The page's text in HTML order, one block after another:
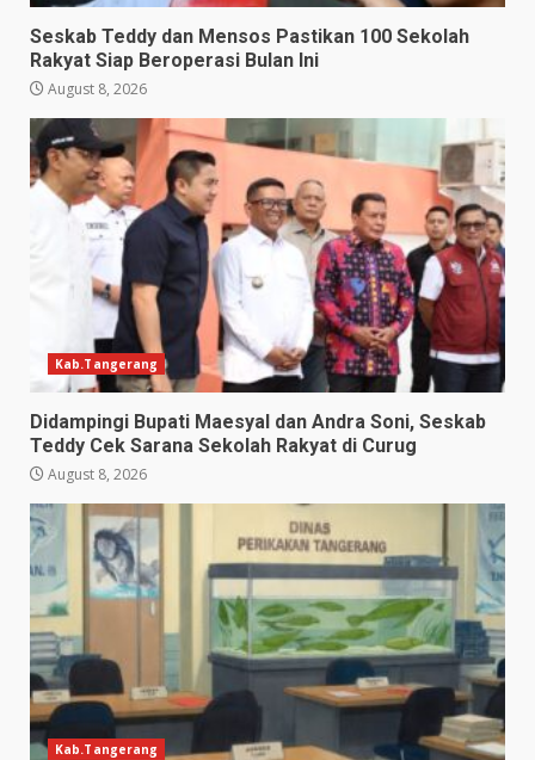
Seskab Teddy dan Mensos Pastikan 100 Sekolah
Rakyat Siap Beroperasi Bulan Ini
August 8, 2026
Kab.Tangerang
Didampingi Bupati Maesyal dan Andra Soni, Seskab
Teddy Cek Sarana Sekolah Rakyat di Curug
August 8, 2026
Kab.Tangerang